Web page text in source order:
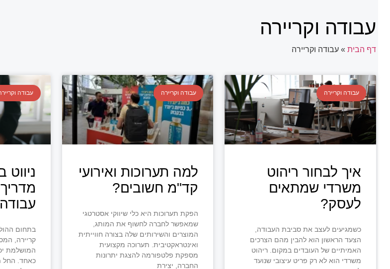
עבודה וקריירה
דף הבית » עבודה וקריירה
עבודה וקריירה
איך לבחור ריהוט
משרדי שמתאים
לעסק?
כשמגיעים לעצב את סביבת העבודה,
הצעד הראשון הוא להבין מהם הצרכים
האמיתיים של העובדים במקום. ריהוט
משרדי הוא לא רק פריט עיצובי שנועד
עבודה וקריירה
למה תערוכות ואירועי
קד"מ חשובים?
הפקת תערוכות היא כלי שיווקי אסטרטגי
שמאפשר לחברה לחשוף את המותג,
המוצרים והשירותים שלה בצורה חווייתית
ואינטראקטיבית. תערוכה מקצועית
מספקת פלטפורמה להצגת יתרונות
החברה, יצירת
עבודה
ניווט
עבודה
בתחום
קריירה,
המושלמת
כאחד. החל